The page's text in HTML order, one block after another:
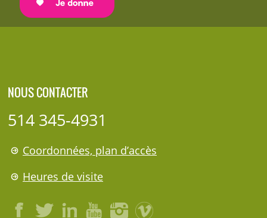
NOUS CONTACTER
514 345-4931
Coordonnées, plan d’accès
Heures de visite